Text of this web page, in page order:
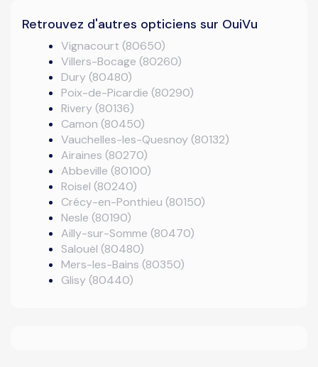
Retrouvez d'autres opticiens sur OuiVu
Vignacourt (80650)
Villers-Bocage (80260)
Dury (80480)
Poix-de-Picardie (80290)
Rivery (80136)
Camon (80450)
Vauchelles-les-Quesnoy (80132)
Airaines (80270)
Abbeville (80100)
Roisel (80240)
Crécy-en-Ponthieu (80150)
Nesle (80190)
Ailly-sur-Somme (80470)
Salouël (80480)
Mers-les-Bains (80350)
Glisy (80440)